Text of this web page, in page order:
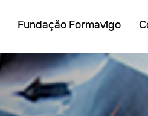
Fundação Formavigo